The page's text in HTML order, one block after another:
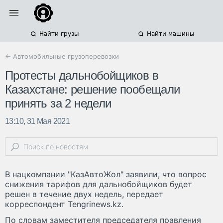
Найти грузы Найти машины
← Автомобильные грузоперевозки
Протесты дальнобойщиков в
Казахстане: решение пообещали
принять за 2 недели
13:10, 31 Мая 2021
В нацкомпании "КазАвтоЖол" заявили, что вопрос
снижения тарифов для дальнобойщиков будет
решен в течение двух недель, передает
корреспондент Tengrinews.kz.
По словам заместителя председателя правления